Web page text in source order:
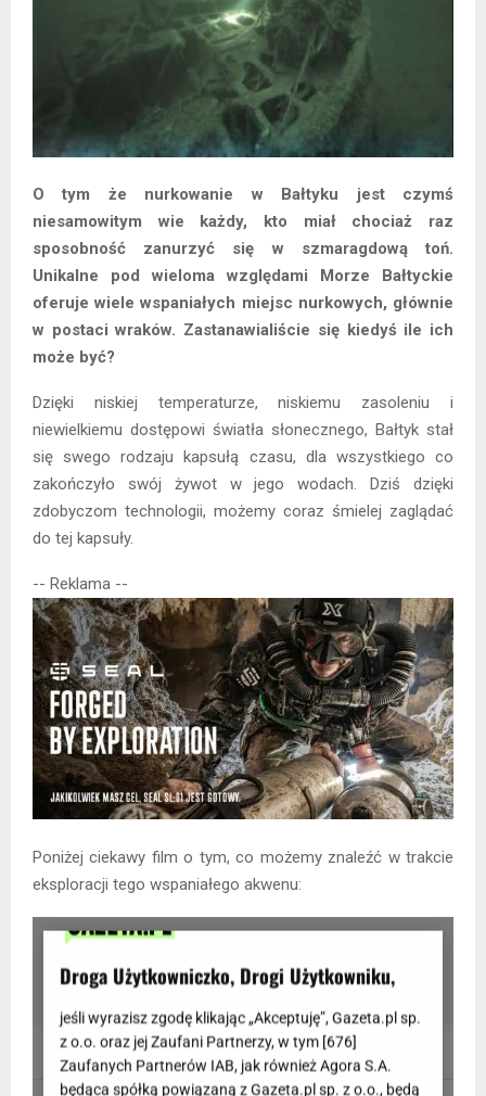
O tym że nurkowanie w Bałtyku jest czymś
niesamowitym wie każdy, kto miał chociaż raz
sposobność zanurzyć się w szmaragdową toń.
Unikalne pod wieloma względami Morze Bałtyckie
oferuje wiele wspaniałych miejsc nurkowych, głównie
w postaci wraków. Zastanawialiście się kiedyś ile ich
może być?
Dzięki niskiej temperaturze, niskiemu zasoleniu i
niewielkiemu dostępowi światła słonecznego, Bałtyk stał
się swego rodzaju kapsułą czasu, dla wszystkiego co
zakończyło swój żywot w jego wodach. Dziś dzięki
zdobyczom technologii, możemy coraz śmielej zaglądać
do tej kapsuły.
-- Reklama --
Poniżej ciekawy film o tym, co możemy znaleźć w trakcie
eksploracji tego wspaniałego akwenu: